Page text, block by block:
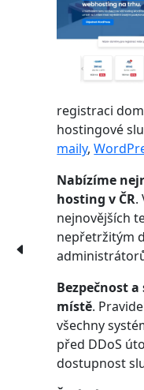
registraci
hostingové
maily,
Nabízíme
hosting v ČR.
nejnovějších
nepřetržitým
Bezpečnost
místě.
všechny
před DDoS
dostupnost